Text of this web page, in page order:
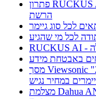
פתרון RUCKUS AI : חווית גלישה משופרת ותחזוקה חכמה של
הרשת
לכל סוג גיימר
מסך Viewsonic "27 VX2779-HD-PRO פתרון אידיאלי
במחיר נגיש